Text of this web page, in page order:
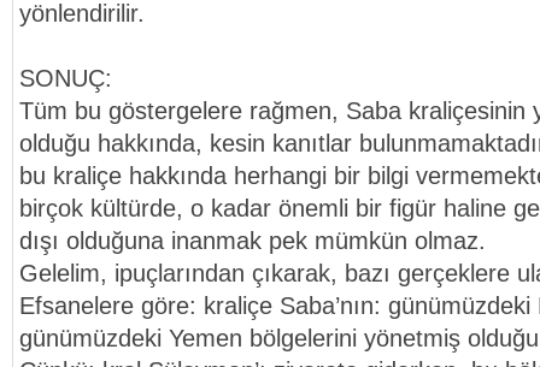
yönlendirilir.
SONUÇ:
Tüm bu göstergelere rağmen, Saba kraliçesinin
olduğu hakkında, kesin kanıtlar
bu kraliçe hakkında herhangi bir bilgi
birçok kültürde, o kadar önemli bir figür haline
dışı olduğuna inanmak pek mümkün olmaz.
Gelelim, ipuçlarından çıkarak, bazı gerçeklere
Efsanelere göre: kraliçe Saba’nın:
günümüzdeki Yemen bölgelerini yönetmiş